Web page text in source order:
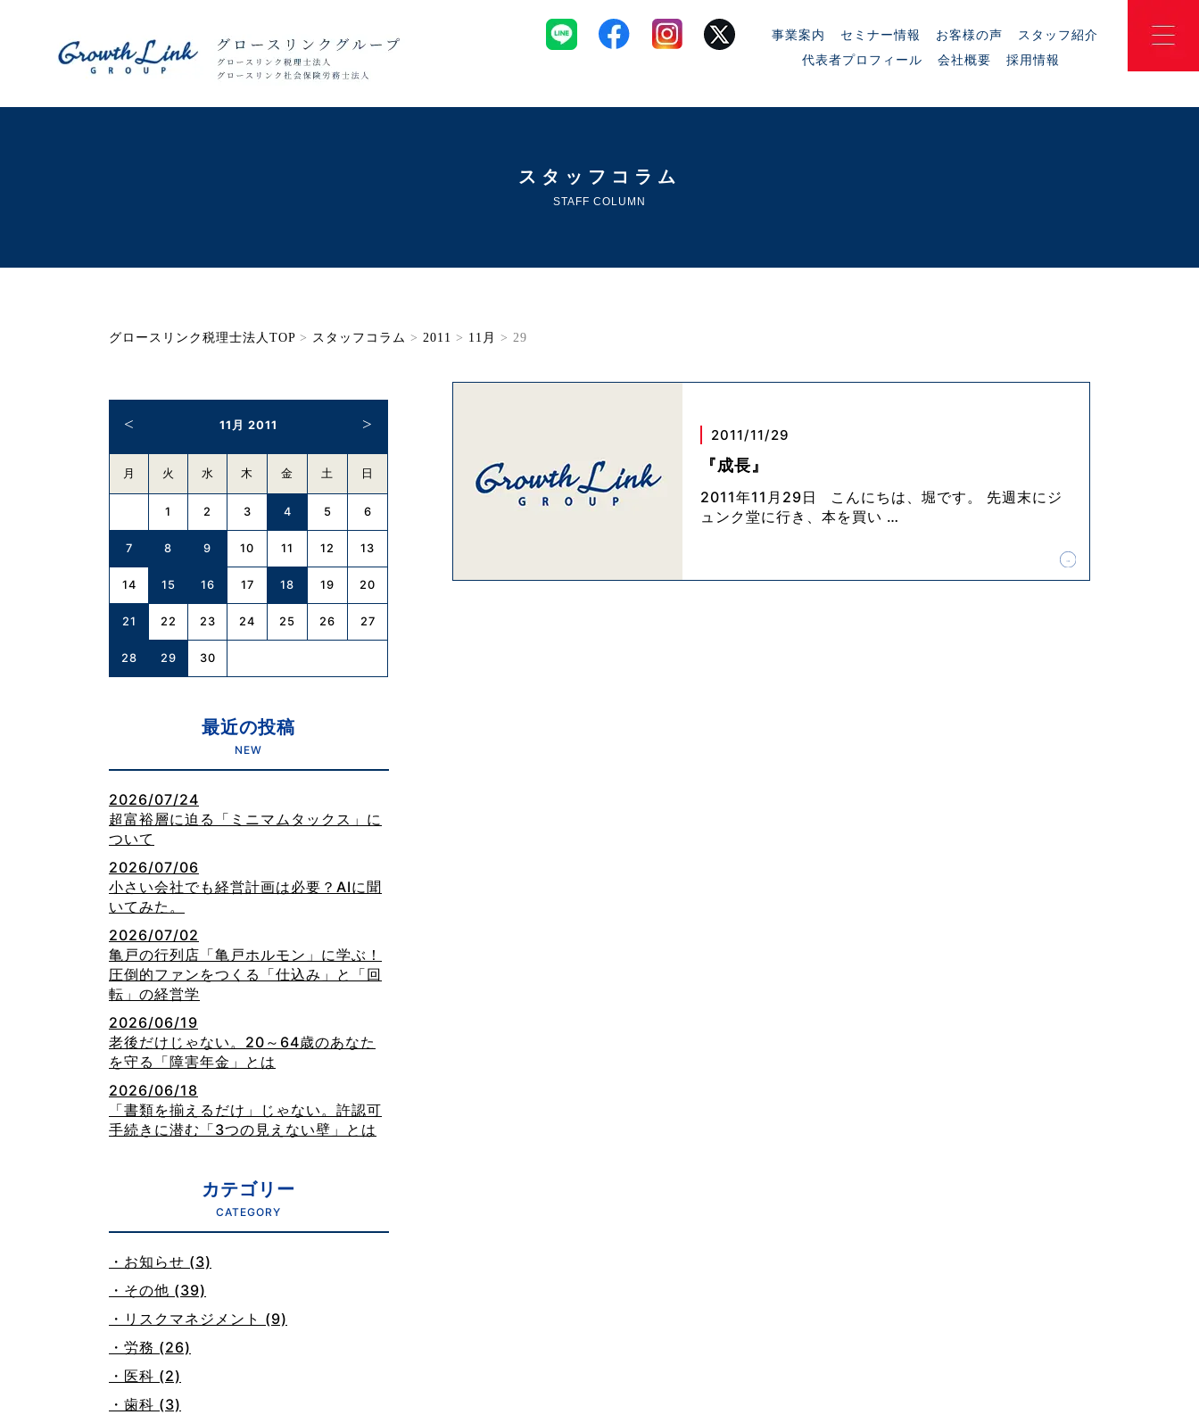
事業案内 セミナー情報 お客様の声
スタッフ紹介
代表者プロフィール
会社概要 採用情報
スタッフコラム
STAFF COLUMN
グロースリンク税理士法人TOP > スタッフコラム > 2011 > 11月 > 29
2011/11/29
『成長』
2011年11月29日 こんにちは、堀です。 先週末にジ
ュンク堂に行き、本を買い …
11月 2011
月 火 水 木 金 土 日
1 2 3 4 5 6
7 8 9 10 11 12 13
14 15 16 17 18 19 20
21 22 23 24 25 26 27
28 29 30
最近の投稿
NEW
2026/07/24
超富裕層に迫る「ミニマムタックス」に
ついて
2026/07/06
小さい会社でも経営計画は必要？AIに聞
いてみた。
2026/07/02
亀戸の行列店「亀戸ホルモン」に学ぶ！
圧倒的ファンをつくる「仕込み」と「回
転」の経営学
2026/06/19
老後だけじゃない。20～64歳のあなた
を守る「障害年金」とは
2026/06/18
「書類を揃えるだけ」じゃない。許認可
手続きに潜む「3つの見えない壁」とは
カテゴリー
CATEGORY
・お知らせ (3)
・その他 (39)
・リスクマネジメント (9)
・労務 (26)
・医科 (2)
・歯科 (3)